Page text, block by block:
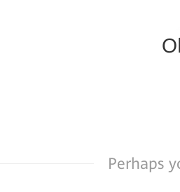
Perhaps